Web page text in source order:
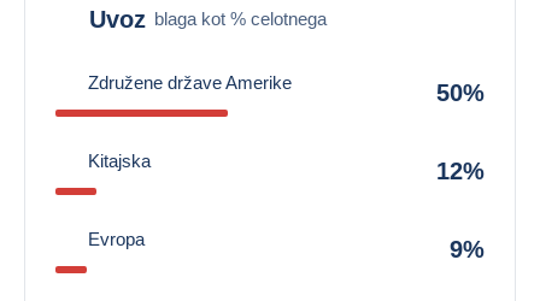
Uvoz blaga kot % celotnega
Združene države Amerike 50%
Kitajska 12%
Evropa 9%